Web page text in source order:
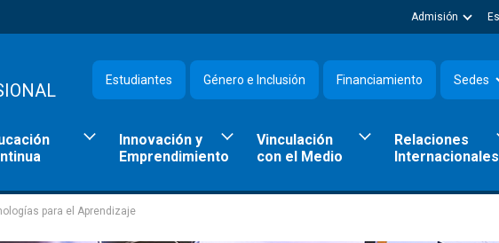
Admisión
Estudiantes Género e Inclusión Financiamiento Sedes
Innovación y
Emprendimiento
Vinculación
con el Medio
Relaciones
Internacionales
para el Aprendizaje